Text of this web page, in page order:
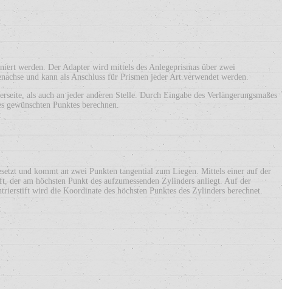
werden. Der Adapter wird mittels des Anlegeprismas über zwei
und kann als Anschluss für Prismen jeder Art verwendet werden.
als auch an jeder anderen Stelle. Durch Eingabe des Verlängerungsmaßes
Punktes berechnen.
und kommt an zwei Punkten tangential zum Liegen. Mittels einer auf der
der am höchsten Punkt des aufzumessenden Zylinders anliegt. Auf der
wird die Koordinate des höchsten Punktes des Zylinders berechnet.